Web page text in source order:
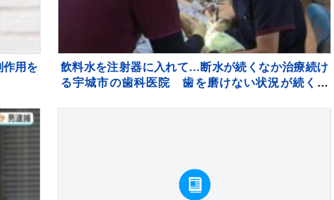
作用を
飲料水を注射器に入れて…断水が続くなか治療続け
る宇城市の歯科医院 歯を磨けない状況が続くと